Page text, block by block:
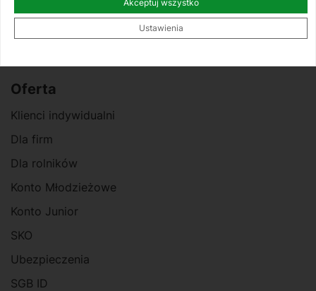
Zapisz się
Oferta
Klienci indywidualni
Dla firm
Dla rolników
Konto Młodzieżowe
Konto Junior
SKO
Ubezpieczenia
SGB ID
Akceptuj wszystko
Ustawienia